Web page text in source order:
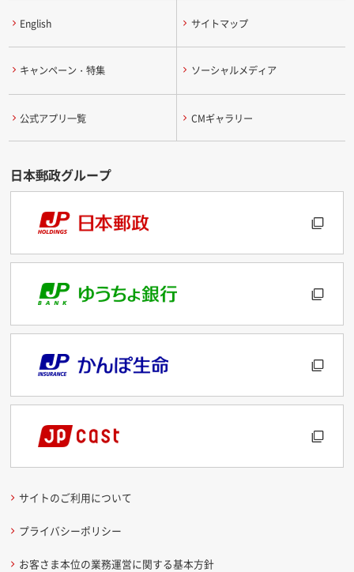
English サイトマップ
キャンペーン・特集 ソーシャルメディア
公式アプリ一覧 CMギャラリー
サイトのご利用について
プライバシーポリシー
お客さま本位の業務運営に関する基本方針